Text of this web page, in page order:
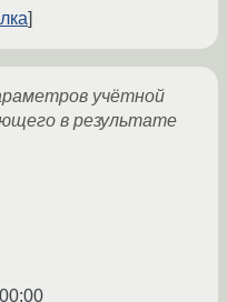
учётной
в результате